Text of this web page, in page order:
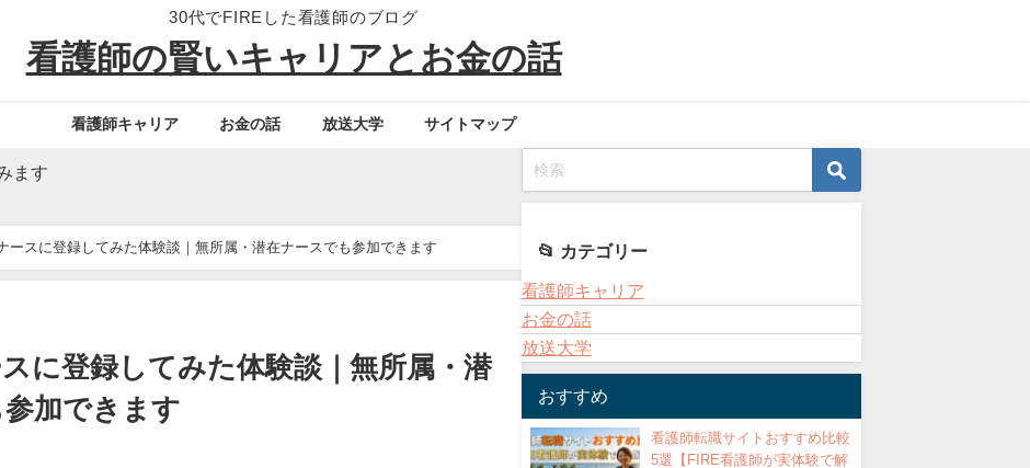
30代でFIREした看護師のブログ
看護師の賢いキャリアとお金の話
看護師キャリア お金の話 放送大学 サイトマップ
ます
ースに登録してみた体験談｜無所属・潜在ナースでも参加できます
に登録してみた体験談｜無所属・潜
加できます
📂 カテゴリー
看護師キャリア
お金の話
放送大学
おすすめ
看護師転職サイトおすすめ比較
5選【FIRE看護師が実体験で解